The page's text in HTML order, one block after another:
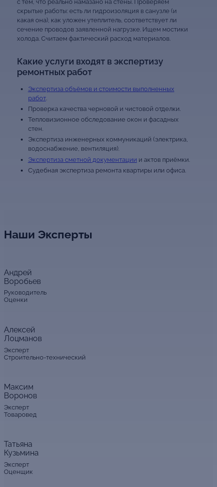
с тем, что реально намазано на стены. Проверяем
скрытые работы: есть ли гидроизоляция в санузле (и
какая она), как уложен утеплитель, соответствует ли
сечение проводов заявленной нагрузке. Ищем мостики
холода. Считаем фактический расход материалов.
Какие услуги входят в экспертизу
ремонтных работ
Экспертиза объёмов и стоимости выполненных
работ.
Проверка качества черновой и чистовой отделки.
Тепловизионное обследование окон и фасадных
стен.
Экспертиза инженерных коммуникаций (электрика,
водоснабжение, вентиляция).
Экспертиза сметной документации и актов приёмки.
Судебная экспертиза ремонта квартиры или офиса.
Наши Эксперты
Андрей
Воробьев
Руководитель
Оценки
Алексей
Лоцманов
Эксперт
Строительно-технический
Максим
Воронов
Эксперт
Товаровед
Татьяна
Кузьмина
Эксперт
Оценщик